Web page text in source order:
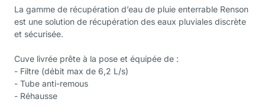
La gamme de récupération d’eau de pluie enterrable Renson
est une solution de récupération des eaux pluviales discrète
et sécurisée.
Cuve livrée prête à la pose et équipée de :
- Filtre (débit max de 6,2 L/s)
- Tube anti-remous
- Réhausse